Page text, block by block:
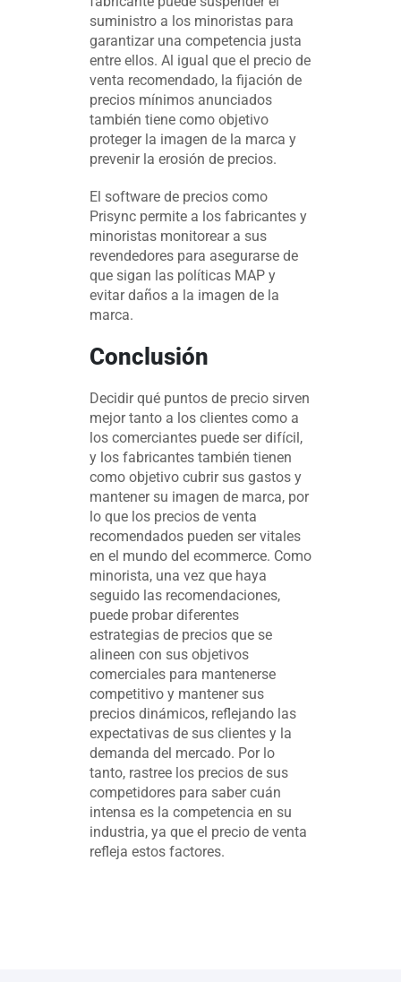
suministro a los minoristas para
garantizar una competencia justa
entre ellos. Al igual que el precio de
venta recomendado, la fijación de
precios mínimos anunciados
también tiene como objetivo
proteger la imagen de la marca y
prevenir la erosión de precios.
El software de precios como
Prisync permite a los fabricantes y
minoristas monitorear a sus
revendedores para asegurarse de
que sigan las políticas MAP y
evitar daños a la imagen de la
marca.
Conclusión
Decidir qué puntos de precio sirven
mejor tanto a los clientes como a
los comerciantes puede ser difícil,
y los fabricantes también tienen
como objetivo cubrir sus gastos y
mantener su imagen de marca, por
lo que los precios de venta
recomendados pueden ser vitales
en el mundo del ecommerce. Como
minorista, una vez que haya
seguido las recomendaciones,
puede probar diferentes
estrategias de precios que se
alineen con sus objetivos
comerciales para mantenerse
competitivo y mantener sus
precios dinámicos, reflejando las
expectativas de sus clientes y la
demanda del mercado. Por lo
tanto, rastree los precios de sus
competidores para saber cuán
intensa es la competencia en su
industria, ya que el precio de venta
refleja estos factores.